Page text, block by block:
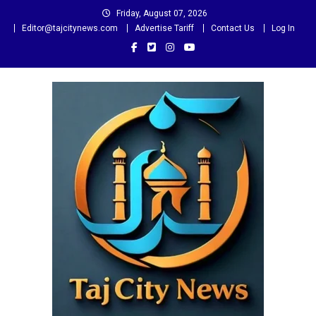
Friday, August 07, 2026
Editor@tajcitynews.com
Advertise Tariff Contact Us Log In